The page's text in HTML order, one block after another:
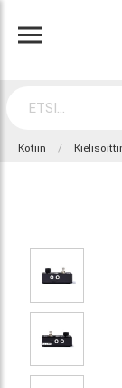
Kotiin